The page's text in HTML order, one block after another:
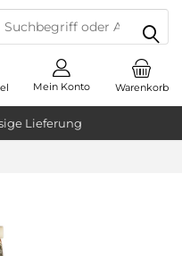
Lieferung
Warenkorb
Mein Konto